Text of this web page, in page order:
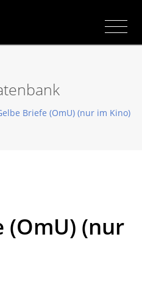
Briefe (OmU) (nur im Kino)
(OmU) (nur